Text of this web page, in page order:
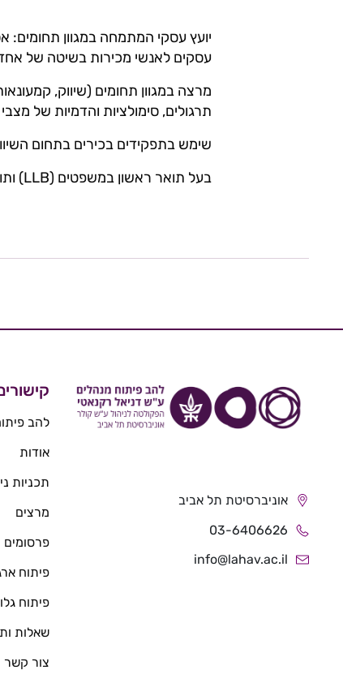
יועץ עסקי המתמחה במגוון תחומים:
עסקים לאנשי מכירות בשיטה של
מרצה במגוון תחומים (שיווק,
תרגולים, סימולציות והדמיות של
שימש בתפקידים בכירים בתחום
בעל תואר ראשון במשפטים (LLB) ותואר שני במנהל עסקים (MBA)
אוניברסיטת תל אביב
03-6406626
info@lahav.ac.il
להב
אודות
תכניות
מרצים
פרסומים
פיתוח
פיתוח
שאלות
צור קשר